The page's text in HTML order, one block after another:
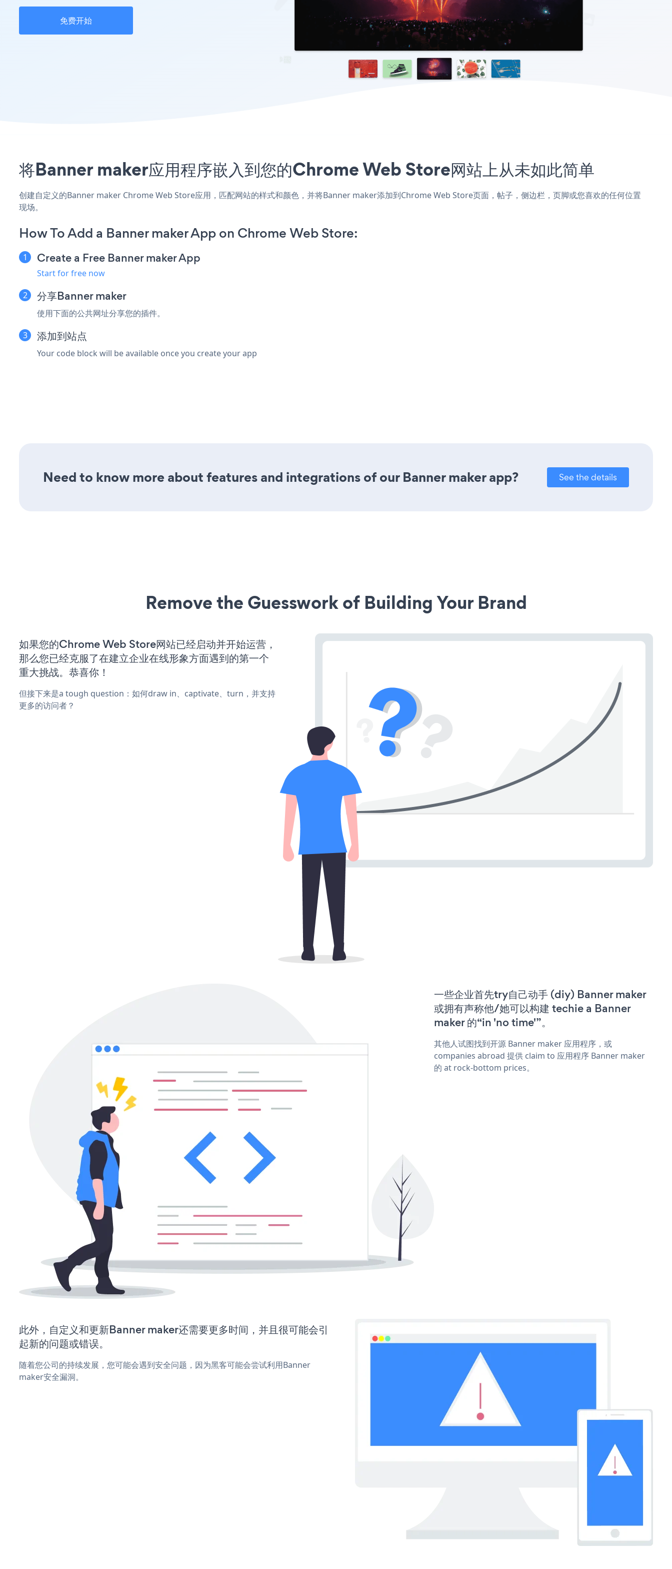
免费开始
将Banner maker应用程序嵌入到您的Chrome Web Store网站上从未如此简单
创建自定义的Banner maker Chrome Web Store应用，匹配网站的样式和颜色，并将Banner maker添加到Chrome Web Store页面，帖子，侧边栏，页脚或您喜欢的任何位置
现场。
How To Add a Banner maker App on Chrome Web Store:
Create a Free Banner maker App
Start for free now
分享Banner maker
使用下面的公共网址分享您的插件。
添加到站点
Your code block will be available once you create your app
Need to know more about features and integrations of our Banner maker app? See the details
Remove the Guesswork of Building Your Brand
如果您的Chrome Web Store网站已经启动并开始运营，
那么您已经克服了在建立企业在线形象方面遇到的第一个
重大挑战。恭喜你！
但接下来是a tough question：如何draw in、captivate、turn，并支持
更多的访问者？
一些企业首先try自己动手 (diy) Banner maker
或拥有声称他/她可以构建 techie a Banner
maker 的“in 'no time'”。
其他人试图找到开源 Banner maker 应用程序，或
companies abroad 提供 claim to 应用程序 Banner maker
的 at rock-bottom prices。
此外，自定义和更新Banner maker还需要更多时间，并且很可能会引
起新的问题或错误。
随着您公司的持续发展，您可能会遇到安全问题，因为黑客可能会尝试利用Banner
maker安全漏洞。